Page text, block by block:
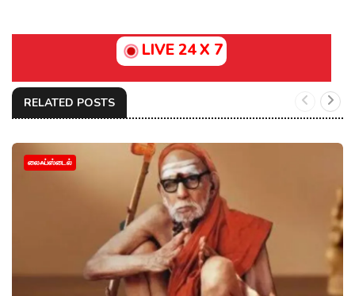
LIVE 24 X 7
RELATED POSTS
லைஃப்ஸ்டைல்